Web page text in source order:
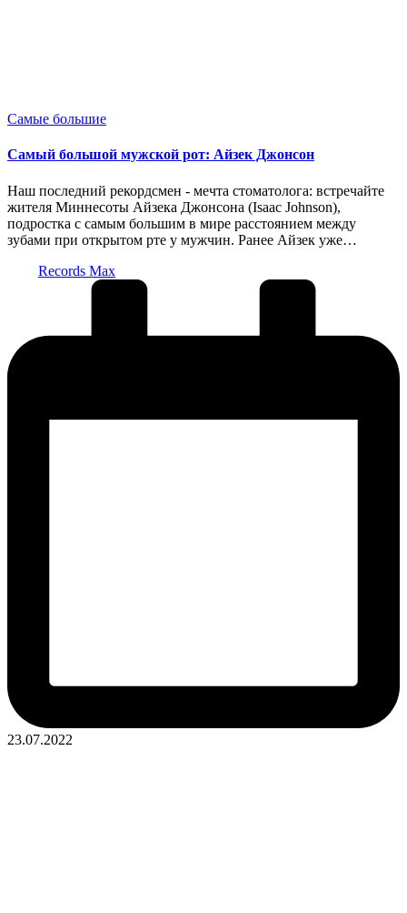
Опубликовано
Самые большие
Самый большой мужской рот: Айзек Джонсон
Наш последний рекордсмен - мечта стоматолога: встречайте
жителя Миннесоты Айзека Джонсона (Isaac Johnson),
подростка с самым большим в мире расстоянием между
зубами при открытом рте у мужчин. Ранее Айзек уже…
Records Max
23.07.2022